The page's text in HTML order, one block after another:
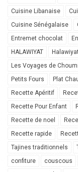
Cuisine Libanaise
Cuisine Sénégalaise
Entremet chocolat
HALAWIYAT
Les Voyages de
Petits Fours
Plat
Recette Apéritif
Recette Pour Enfant
Recette de noel
Recette rapide
Tajines traditionnels
confiture
couscous